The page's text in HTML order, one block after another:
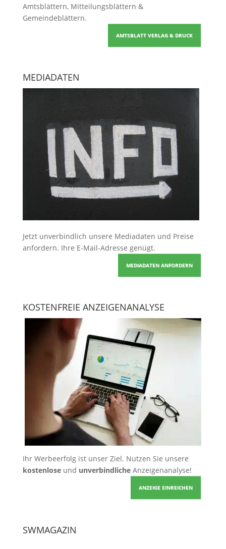
Amtsblättern, Mitteilungsblättern &
Gemeindeblättern.
AMTSBLATT VERLAG & DRUCK
MEDIADATEN
Jetzt unverbindlich unsere Mediadaten und Preise
anfordern. Ihre E-Mail-Adresse genügt.
MEDIADATEN ANFORDERN
KOSTENFREIE ANZEIGENANALYSE
Ihr Werbeerfolg ist unser Ziel. Nutzen Sie unsere
kostenloseund unverbindlicheAnzeigenanalyse!
ANZEIGE EINREICHEN
SWMAGAZIN